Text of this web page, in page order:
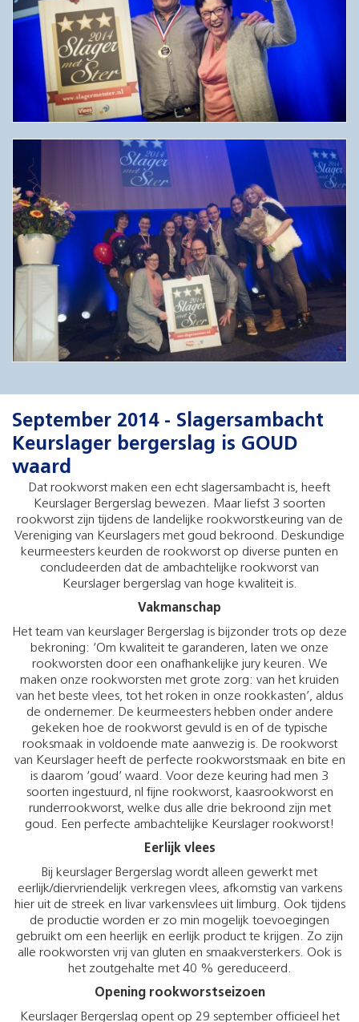
September 2014 - Slagersambacht
Keurslager bergerslag is GOUD
waard
Dat rookworst maken een echt slagersambacht is, heeft
Keurslager Bergerslag bewezen. Maar liefst 3 soorten
rookworst zijn tijdens de landelijke rookworstkeuring van de
Vereniging van Keurslagers met goud bekroond. Deskundige
keurmeesters keurden de rookworst op diverse punten en
concludeerden dat de ambachtelijke rookworst van
Keurslager bergerslag van hoge kwaliteit is.
Vakmanschap
Het team van keurslager Bergerslag is bijzonder trots op deze
bekroning: ‘Om kwaliteit te garanderen, laten we onze
rookworsten door een onafhankelijke jury keuren. We
maken onze rookworsten met grote zorg: van het kruiden
van het beste vlees, tot het roken in onze rookkasten’, aldus
de ondernemer. De keurmeesters hebben onder andere
gekeken hoe de rookworst gevuld is en of de typische
rooksmaak in voldoende mate aanwezig is. De rookworst
van Keurslager heeft de perfecte rookworstsmaak en bite en
is daarom ‘goud’ waard. Voor deze keuring had men 3
soorten ingestuurd, nl fijne rookworst, kaasrookworst en
runderrookworst, welke dus alle drie bekroond zijn met
goud. Een perfecte ambachtelijke Keurslager rookworst!
Eerlijk vlees
Bij keurslager Bergerslag wordt alleen gewerkt met
eerlijk/diervriendelijk verkregen vlees, afkomstig van varkens
hier uit de streek en livar varkensvlees uit limburg. Ook tijdens
de productie worden er zo min mogelijk toevoegingen
gebruikt om een heerlijk en eerlijk product te krijgen. Zo zijn
alle rookworsten vrij van gluten en smaakversterkers. Ook is
het zoutgehalte met 40 % gereduceerd.
Opening rookworstseizoen
Keurslager Bergerslag opent op 29 september officieel het